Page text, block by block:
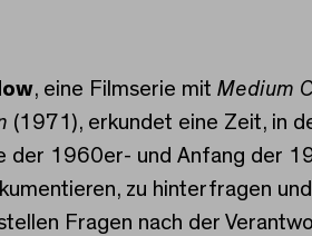
, eine Filmserie mit Medium
(1971), erkundet eine Zeit, in
der 1960er- und Anfang der
zu hinterfragen
Fragen nach der